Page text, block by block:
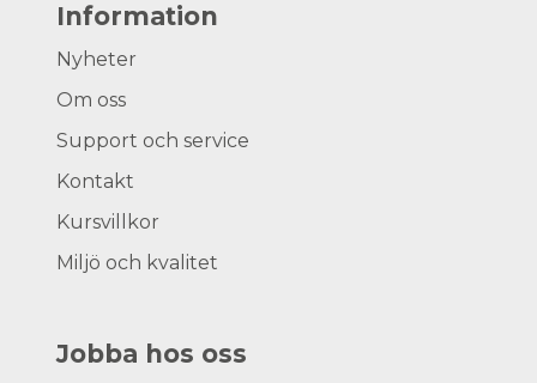
Information
Nyheter
Om oss
Support och service
Kontakt
Kursvillkor
Miljö och kvalitet
Jobba hos oss